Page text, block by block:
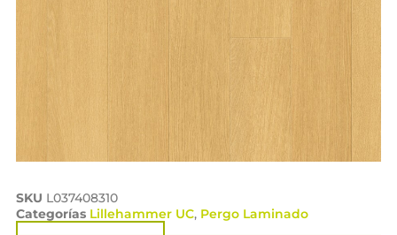
SKU L037408310
Categorías Lillehammer UC, Pergo Laminado